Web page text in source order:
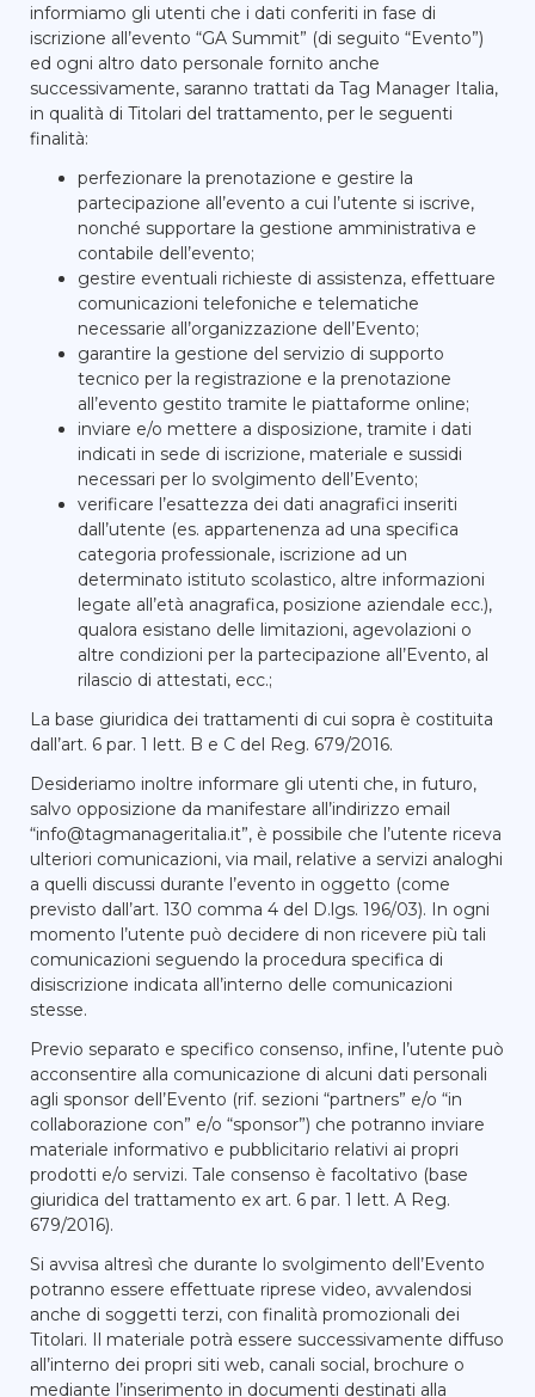
informiamo gli utenti che i dati conferiti in fase di
iscrizione all’evento “GA Summit” (di seguito “Evento”)
ed ogni altro dato personale fornito anche
successivamente, saranno trattati da Tag Manager Italia,
in qualità di Titolari del trattamento, per le seguenti
finalità:
perfezionare la prenotazione e gestire la
partecipazione all’evento a cui l’utente si iscrive,
nonché supportare la gestione amministrativa e
contabile dell’evento;
gestire eventuali richieste di assistenza, effettuare
comunicazioni telefoniche e telematiche
necessarie all’organizzazione dell’Evento;
garantire la gestione del servizio di supporto
tecnico per la registrazione e la prenotazione
all’evento gestito tramite le piattaforme online;
inviare e/o mettere a disposizione, tramite i dati
indicati in sede di iscrizione, materiale e sussidi
necessari per lo svolgimento dell’Evento;
verificare l’esattezza dei dati anagrafici inseriti
dall’utente (es. appartenenza ad una specifica
categoria professionale, iscrizione ad un
determinato istituto scolastico, altre informazioni
legate all’età anagrafica, posizione aziendale ecc.),
qualora esistano delle limitazioni, agevolazioni o
altre condizioni per la partecipazione all’Evento, al
rilascio di attestati, ecc.;
La base giuridica dei trattamenti di cui sopra è costituita
dall’art. 6 par. 1 lett. B e C del Reg. 679/2016.
Desideriamo inoltre informare gli utenti che, in futuro,
salvo opposizione da manifestare all’indirizzo email
“info@tagmanageritalia.it”, è possibile che l’utente riceva
ulteriori comunicazioni, via mail, relative a servizi analoghi
a quelli discussi durante l’evento in oggetto (come
previsto dall’art. 130 comma 4 del D.lgs. 196/03). In ogni
momento l’utente può decidere di non ricevere più tali
comunicazioni seguendo la procedura specifica di
disiscrizione indicata all’interno delle comunicazioni
stesse.
Previo separato e specifico consenso, infine, l’utente può
acconsentire alla comunicazione di alcuni dati personali
agli sponsor dell’Evento (rif. sezioni “partners” e/o “in
collaborazione con” e/o “sponsor”) che potranno inviare
materiale informativo e pubblicitario relativi ai propri
prodotti e/o servizi. Tale consenso è facoltativo (base
giuridica del trattamento ex art. 6 par. 1 lett. A Reg.
679/2016).
Si avvisa altresì che durante lo svolgimento dell’Evento
potranno essere effettuate riprese video, avvalendosi
anche di soggetti terzi, con finalità promozionali dei
Titolari. Il materiale potrà essere successivamente diffuso
all’interno dei propri siti web, canali social, brochure o
mediante l’inserimento in documenti destinati alla